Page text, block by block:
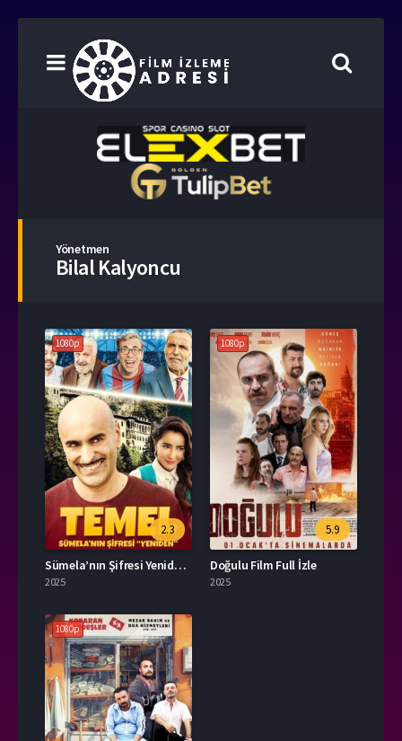
Yönetmen
Bilal Kalyoncu
1080p
2.3
Sümela’nın Şifresi Yeniden İzle
2025
1080p
5.9
Doğulu Film Full İzle
2025
1080p